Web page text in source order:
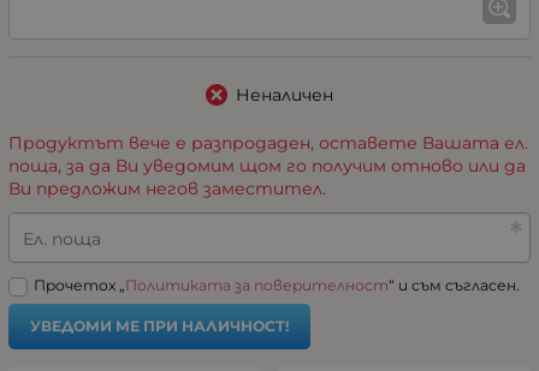
Неналичен
Продуктът вече е разпродаден, оставете Вашата ел.
поща, за да Ви уведомим щом го получим отново или да
Ви предложим негов заместител.
Ел. поща
Прочетох „ Политиката за поверителност“ и съм съгласен.
УВЕДОМИ МЕ ПРИ НАЛИЧНОСТ!